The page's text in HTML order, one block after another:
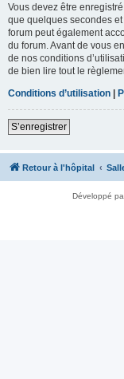
Vous devez être
que quelques secondes
forum peut également
du forum. Avant de vous
de nos conditions
de bien lire tout le
Conditions d’utilisation |
S’enregistrer
Retour à l'hôpital
Développé